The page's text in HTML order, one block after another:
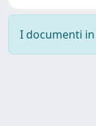
I documenti